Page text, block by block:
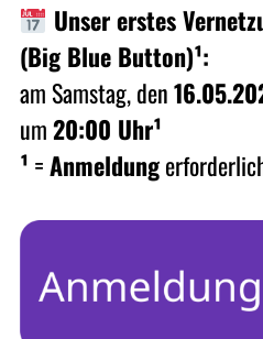
Unser erstes
(Big Blue Button)¹:
am Samstag, den
um20:00 Uhr¹
¹ =Anmeldung